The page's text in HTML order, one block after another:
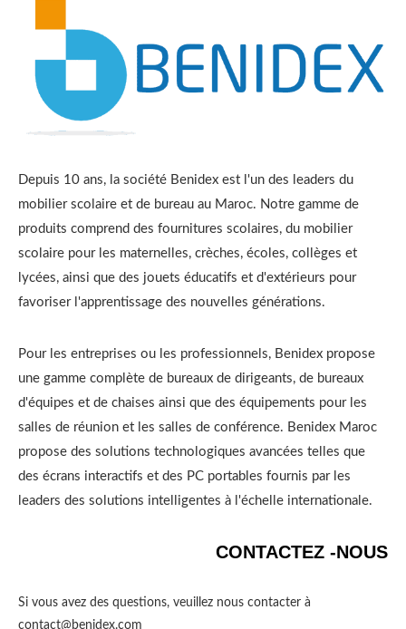
Depuis 10 ans, la société Benidex est l'un des leaders du
mobilier scolaire et de bureau au Maroc. Notre gamme de
produits comprend des fournitures scolaires, du mobilier
scolaire pour les maternelles, crèches, écoles, collèges et
lycées, ainsi que des jouets éducatifs et d'extérieurs pour
favoriser l'apprentissage des nouvelles générations.
Pour les entreprises ou les professionnels, Benidex propose
une gamme complète de bureaux de dirigeants, de bureaux
d'équipes et de chaises ainsi que des équipements pour les
salles de réunion et les salles de conférence. Benidex Maroc
propose des solutions technologiques avancées telles que
des écrans interactifs et des PC portables fournis par les
leaders des solutions intelligentes à l'échelle internationale.
CONTACTEZ -NOUS
Si vous avez des questions, veuillez nous contacter à
contact@benidex.com